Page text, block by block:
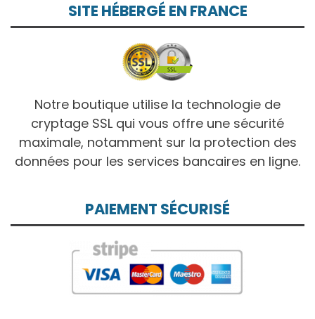
SITE HÉBERGÉ EN FRANCE
Notre boutique utilise la technologie de
cryptage SSL qui vous offre une sécurité
maximale, notamment sur la protection des
données pour les services bancaires en ligne.
PAIEMENT SÉCURISÉ